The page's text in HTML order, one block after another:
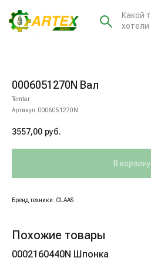
хотели бы найти?
0006051270N Вал
Temtar
Артикул: 0006051270N
3557,00 руб.
В корзину
Бренд техники: CLAAS
Похожие товары
0002160440N Шпонка